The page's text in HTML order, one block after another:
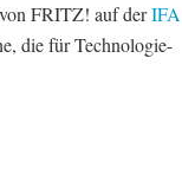
FRITZ! auf derIFA
die für Technologie-